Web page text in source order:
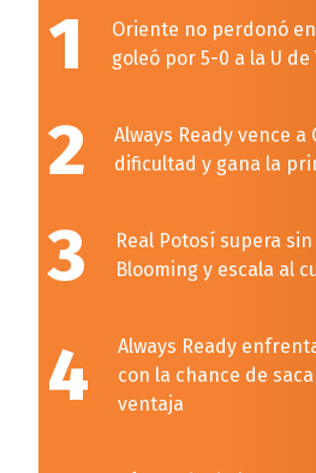
1
Oriente no perdonó
goleó por 5-0 a la U de
2
Always Ready vence a
dificultad y gana la
3
Real Potosí supera
Blooming y escala al
4
Always Ready
con la chance de
ventaja